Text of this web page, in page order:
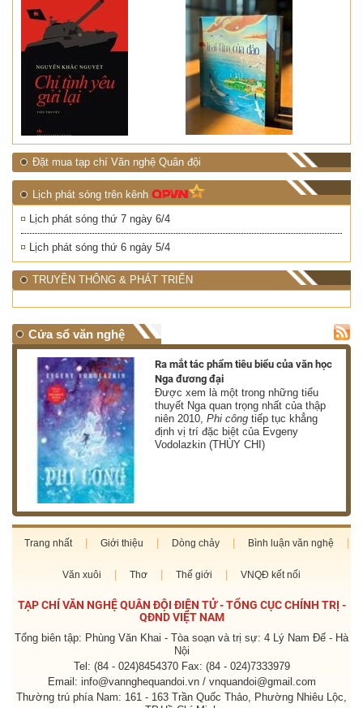
Đặt mua tạp chí Văn nghệ Quân đội
Lịch phát sóng trên kênh
Lịch phát sóng thứ 7 ngày 6/4
Lịch phát sóng thứ 6 ngày 5/4
TRUYỀN THÔNG & PHÁT TRIỂN
Cửa sổ văn nghệ
Ra mắt tác phẩm tiêu biểu của văn học
Nga đương đại
Được xem là một trong những tiểu
thuyết Nga quan trọng nhất của thập
niên 2010,Phi công tiếp tục khẳng
định vị trí đặc biệt của Evgeny
Vodolazkin (THÙY CHI)
Trang nhất Giới thiệu Dòng chảy Bình luận văn nghệ
Văn xuôi Thơ Thế giới VNQĐ kết nối
TẠP CHÍ VĂN NGHỆ QUÂN ĐỘI ĐIỆN TỬ - TỔNG CỤC CHÍNH TRỊ -
QĐND VIỆT NAM
Tổng biên tập: Phùng Văn Khai - Tòa soạn và trị sự: 4 Lý Nam Đế - Hà
Nội
Tel: (84 - 024)8454370 Fax: (84 - 024)7333979
Email: info@vannghequandoi.vn / vnquandoi@gmail.com
Thường trú phía Nam: 161 - 163 Trần Quốc Thảo, Phường Nhiêu Lộc,